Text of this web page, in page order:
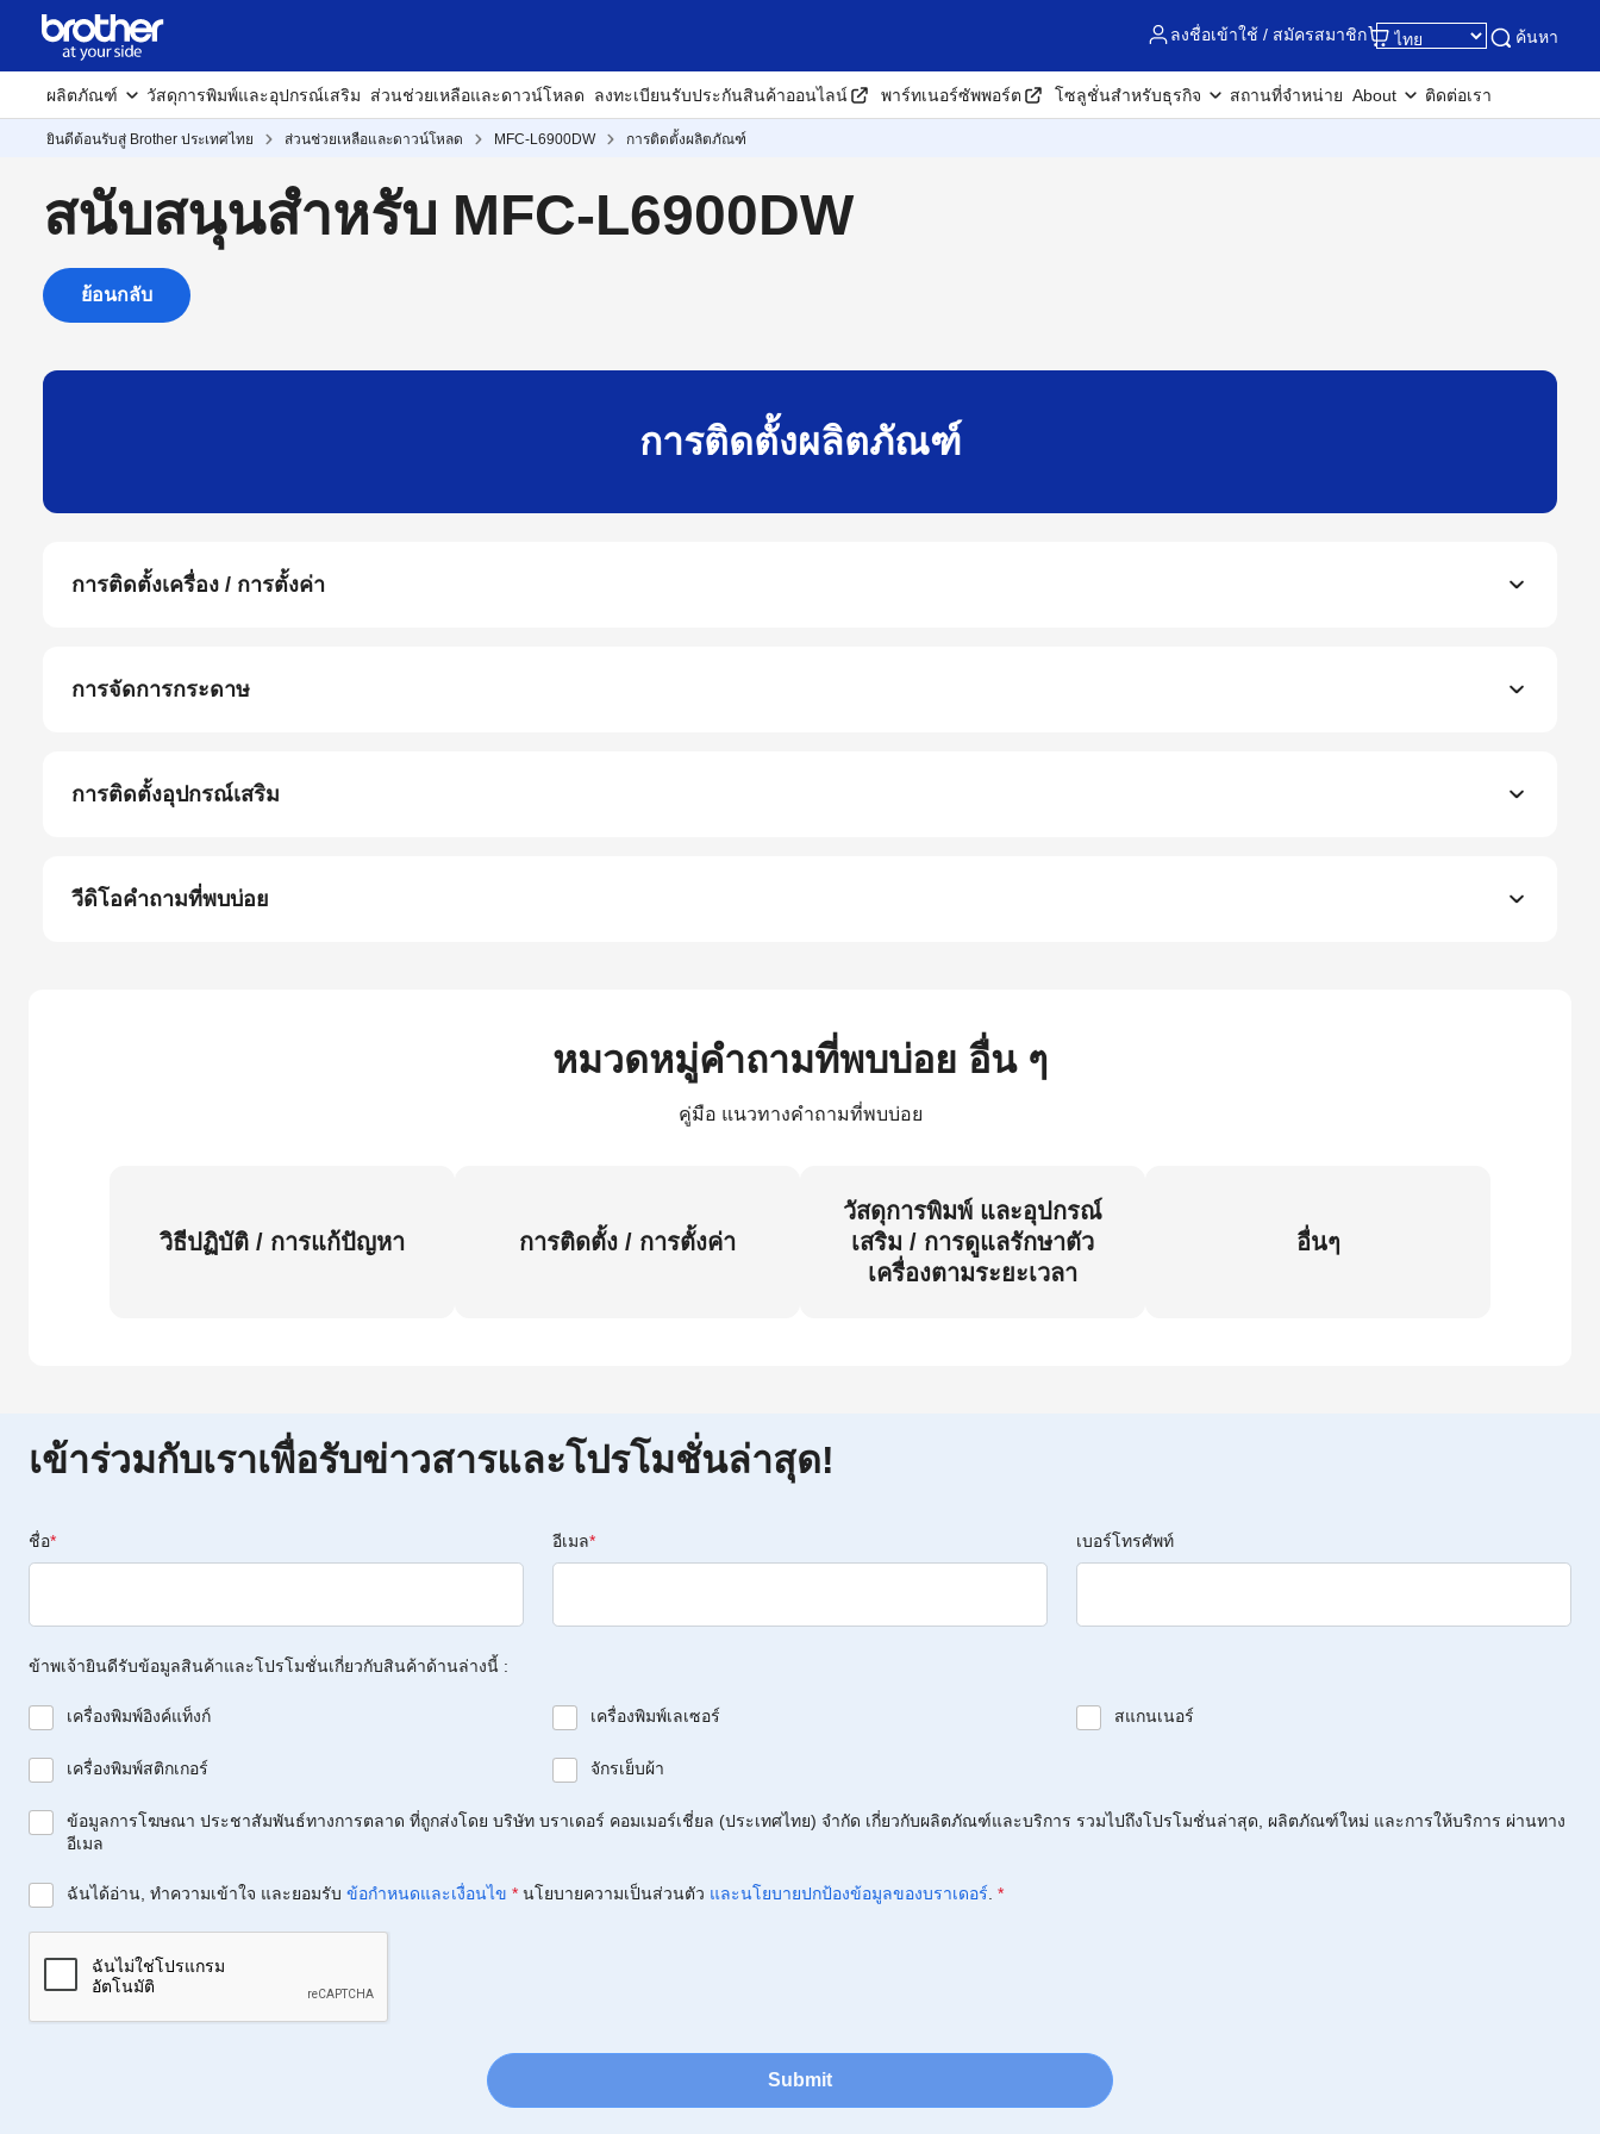
ลงชื่อเข้าใช้ / สมัครสมาชิก ค้นหา
ผลิตภัณฑ์ วัสดุการพิมพ์และอุปกรณ์เสริม ส่วนช่วยเหลือและดาวน์โหลด ลงทะเบียนรับประกันสินค้าออนไลน์ พาร์ทเนอร์ซัพพอร์ต โซลูชั่นสำหรับธุรกิจ สถานที่จำหน่าย About ติดต่อเรา
ยินดีต้อนรับสู่ Brother ประเทศไทย ส่วนช่วยเหลือและดาวน์โหลด MFC-L6900DW การติดตั้งผลิตภัณฑ์
สนับสนุนสำหรับ MFC-L6900DW
ย้อนกลับ
การติดตั้งผลิตภัณฑ์
การติดตั้งเครื่อง / การตั้งค่า
การจัดการกระดาษ
การติดตั้งอุปกรณ์เสริม
วีดิโอคำถามที่พบบ่อย
หมวดหมู่คำถามที่พบบ่อย อื่น ๆ
คู่มือ แนวทางคำถามที่พบบ่อย
วิธีปฏิบัติ / การแก้ปัญหา การติดตั้ง / การตั้งค่า
วัสดุการพิมพ์ และอุปกรณ์
เสริม / การดูแลรักษาตัว
เครื่องตามระยะเวลา
อื่นๆ
เข้าร่วมกับเราเพื่อรับข่าวสารและโปรโมชั่นล่าสุด!
ชื่อ* อีเมล* เบอร์โทรศัพท์
ข้าพเจ้ายินดีรับข้อมูลสินค้าและโปรโมชั่นเกี่ยวกับสินค้าด้านล่างนี้ :
เครื่องพิมพ์อิงค์แท็งก์ เครื่องพิมพ์เลเซอร์ สแกนเนอร์
เครื่องพิมพ์สติกเกอร์ จักรเย็บผ้า
ข้อมูลการโฆษณา ประชาสัมพันธ์ทางการตลาด ที่ถูกส่งโดย บริษัท บราเดอร์ คอมเมอร์เชี่ยล (ประเทศไทย) จำกัด เกี่ยวกับผลิตภัณฑ์และบริการ รวมไปถึงโปรโมชั่นล่าสุด, ผลิตภัณฑ์ใหม่ และการให้บริการ ผ่านทาง
อีเมล
ฉันได้อ่าน, ทำความเข้าใจ และยอมรับ ข้อกำหนดและเงื่อนไข * นโยบายความเป็นส่วนตัว และนโยบายปกป้องข้อมูลของบราเดอร์ *
Submit